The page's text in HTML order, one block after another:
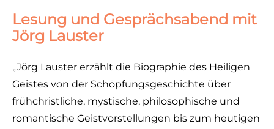
Lesung und Gesprächsabend mit
Jörg Lauster
„Jörg Lauster erzählt die Biographie des Heiligen
Geistes von der Schöpfungsgeschichte über
frühchristliche, mystische, philosophische und
romantische Geistvorstellungen bis zum heutigen